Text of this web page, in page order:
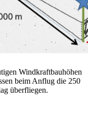
Windkraftbauhöhen
beim Anflug die 250
überfliegen.